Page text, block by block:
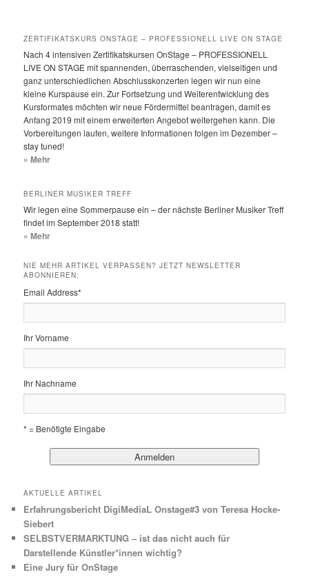
ZERTIFIKATSKURS ONSTAGE – PROFESSIONELL LIVE ON STAGE
Nach 4 intensiven Zertifikatskursen OnStage – PROFESSIONELL
LIVE ON STAGE mit spannenden, überraschenden, vielseitigen und
ganz unterschiedlichen Abschlusskonzerten legen wir nun eine
kleine Kurspause ein. Zur Fortsetzung und Weiterentwicklung des
Kursformates möchten wir neue Fördermittel beantragen, damit es
Anfang 2019 mit einem erweiterten Angebot weitergehen kann. Die
Vorbereitungen laufen, weitere Informationen folgen im Dezember –
stay tuned!
» Mehr
BERLINER MUSIKER TREFF
Wir legen eine Sommerpause ein – der nächste Berliner Musiker Treff
findet im September 2018 statt!
» Mehr
NIE MEHR ARTIKEL VERPASSEN? JETZT NEWSLETTER
ABONNIEREN:
Email Address*
Ihr Vorname
Ihr Nachname
* = Benötigte Eingabe
AKTUELLE ARTIKEL
Erfahrungsbericht DigiMediaL Onstage#3 von Teresa Hocke-
Siebert
SELBSTVERMARKTUNG – ist das nicht auch für
Darstellende Künstler*innen wichtig?
Eine Jury für OnStage